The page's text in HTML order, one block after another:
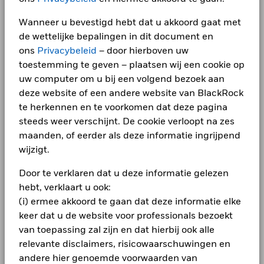
Wanneer u bevestigd hebt dat u akkoord gaat met
de wettelijke bepalingen in dit document en
ons Privacybeleid – door hierboven uw
toestemming te geven – plaatsen wij een cookie op
uw computer om u bij een volgend bezoek aan
deze website of een andere website van BlackRock
te herkennen en te voorkomen dat deze pagina
steeds weer verschijnt. De cookie verloopt na zes
maanden, of eerder als deze informatie ingrijpend
wijzigt.
Door te verklaren dat u deze informatie gelezen
hebt, verklaart u ook:
(i) ermee akkoord te gaan dat deze informatie elke
keer dat u de website voor professionals bezoekt
van toepassing zal zijn en dat hierbij ook alle
relevante disclaimers, risicowaarschuwingen en
andere hier genoemde voorwaarden van
Gematigd
Wat u kunt terugkrijgen na aftrek van
Gemiddeld rendement per jaar
Wat u kunt terugkrijgen na aftrek van
Gemiddeld rendement per jaar
Het stressscenario laat zien wat u zou kunnen terugkrijgen in
extreme marktomstandigheden.
Global Compact van de VN
per -
MSCI – Ketelkool
per -
per -
bedrijfsleven Dekking
Percentage niet-gedekt
per -
De blootstellingen van BlackRock inzake betrokkenheid van
het bedrijfsleven, zoals hierboven weergegeven voor
BlackRock Private Markets Prospectus
(BlackRock Private Equity Fund Schedule) -
Dutch
BlackRock Private Markets - Prospectus -
English
BlackRock Private Markets - Prospectus
(General Section) - Dutch
BlackRock Private Markets - Prospectus
(General Section) - English
BlackRock Private Markets Prospectus
(BlackRock Private Equity Fund Schedule) -
English
Vacatures
Global newsroom
Investor relations
LEGAL
Gebruiksvoorwaarden
Klachtenprocedure
Privacyverklaring
Engagement
SFDR PAI-verklaring
Aanvraag EMT-File